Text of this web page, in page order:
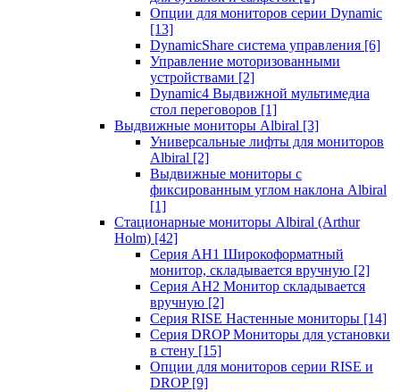
Опции для мониторов серии Dynamic
[13]
DynamicShare система управления [6]
Управление моторизованными
устройствами [2]
Dynamic4 Выдвижной мультимедиа
стол переговоров [1]
Выдвижные мониторы Albiral [3]
Универсальные лифты для мониторов
Albiral [2]
Выдвижные мониторы с
фиксированным углом наклона Albiral
[1]
Стационарные мониторы Albiral (Arthur
Holm) [42]
Серия AH1 Широкоформатный
монитор, складывается вручную [2]
Серия AH2 Монитор складывается
вручную [2]
Серия RISE Настенные мониторы [14]
Серия DROP Мониторы для установки
в стену [15]
Опции для мониторов серии RISE и
DROP [9]